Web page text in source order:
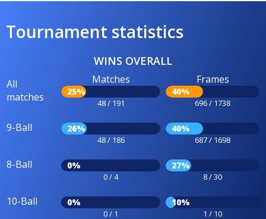
Tournament statistics
WINS OVERALL
All
matches
Matches
25%
48 / 191
Frames
40%
696 / 1738
9-Ball 26%
48 / 186
40%
687 / 1698
8-Ball 0%
0 / 4
27%
8 / 30
10-Ball 0%
0 / 1
10%
1 / 10